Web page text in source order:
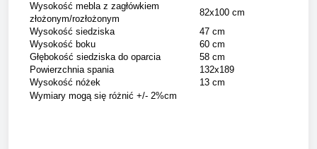
Wysokość mebla z zagłówkiem
złożonym/rozłożonym
82x100 cm
Wysokość siedziska
47 cm
Wysokość boku
60 cm
Głębokość siedziska do oparcia
58 cm
Powierzchnia spania
132x189
Wysokość nóżek
13 cm
Wymiary mogą się różnić +/- 2%cm